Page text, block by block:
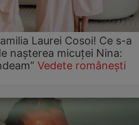
Laurei Cosoi! Ce s-a
nașterea micuței Nina:
Vedete românești